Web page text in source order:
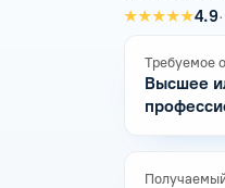
★★★★★4.9
Требуемое
Высшее